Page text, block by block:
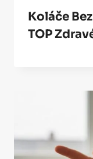
Koláče
TOP